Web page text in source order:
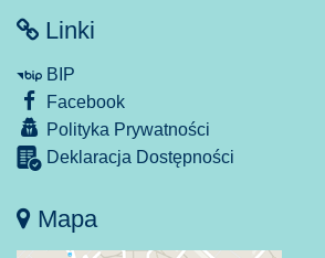
Linki
BIP
Facebook
Polityka Prywatności
Deklaracja Dostępności
Mapa